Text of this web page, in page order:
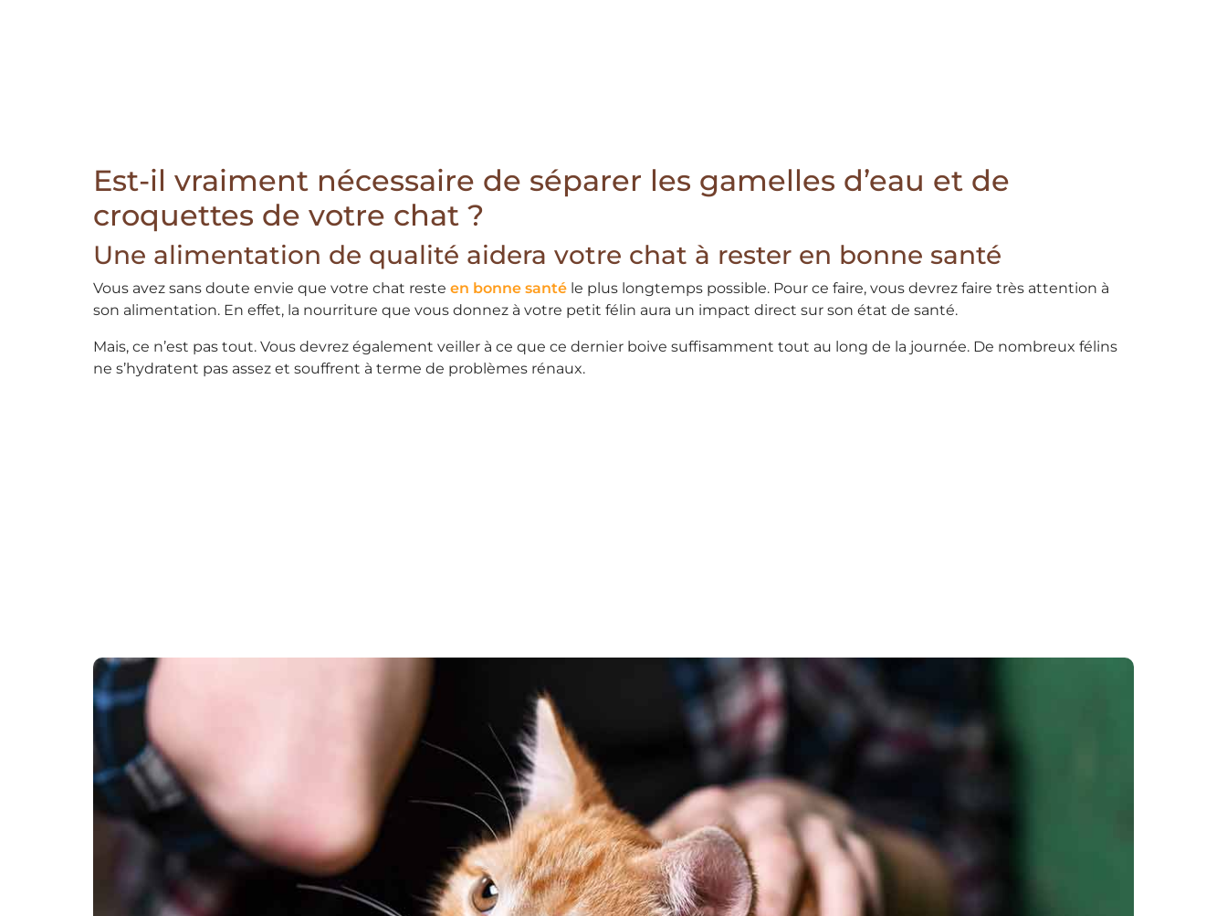
Est-il vraiment nécessaire de séparer les gamelles d’eau et de
croquettes de votre chat ?
Une alimentation de qualité aidera votre chat à rester en bonne santé
Vous avez sans doute envie que votre chat reste en bonne santé le plus longtemps possible. Pour ce faire, vous devrez faire très attention à
son alimentation. En effet, la nourriture que vous donnez à votre petit félin aura un impact direct sur son état de santé.
Mais, ce n’est pas tout. Vous devrez également veiller à ce que ce dernier boive suffisamment tout au long de la journée. De nombreux félins
ne s’hydratent pas assez et souffrent à terme de problèmes rénaux.